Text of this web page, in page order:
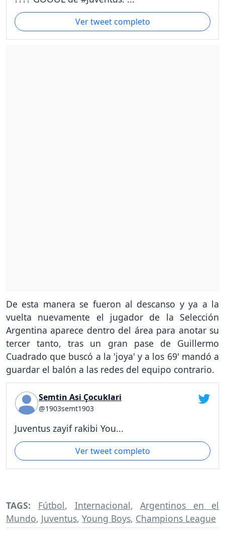
Ver tweet completo
De esta manera se fueron al descanso y ya a la
vuelta nuevamente el jugador de la Selección
Argentina aparece dentro del área para anotar su
tercer tanto, tras un gran pase de Guillermo
Cuadrado que buscó a la 'joya' y a los 69' mandó a
guardar el balón a las redes del equipo contrario.
Semtin Asi Çocuklari
@1903semt1903
Juventus zayif rakibi You...
Ver tweet completo
TAGS: Fútbol, Internacional,Argentinos en el
Mundo, Juventus, Young Boys, Champions League